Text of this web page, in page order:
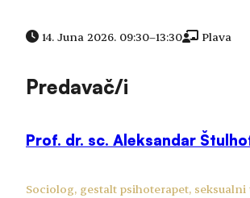
14. Juna 2026. 09:30–13:30 Plava
Predavač/i
Prof. dr. sc. Aleksandar
Sociolog, gestalt psihoterapet, seksualni